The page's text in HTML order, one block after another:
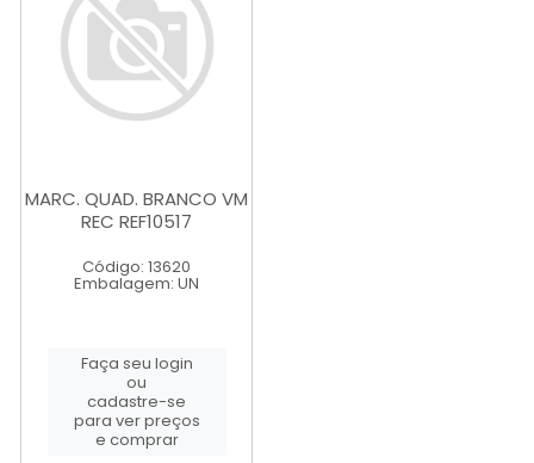
MARC. QUAD. BRANCO VM
REC REF10517
Código: 13620
Embalagem: UN
Faça seu login
ou
cadastre-se
para ver preços
e comprar